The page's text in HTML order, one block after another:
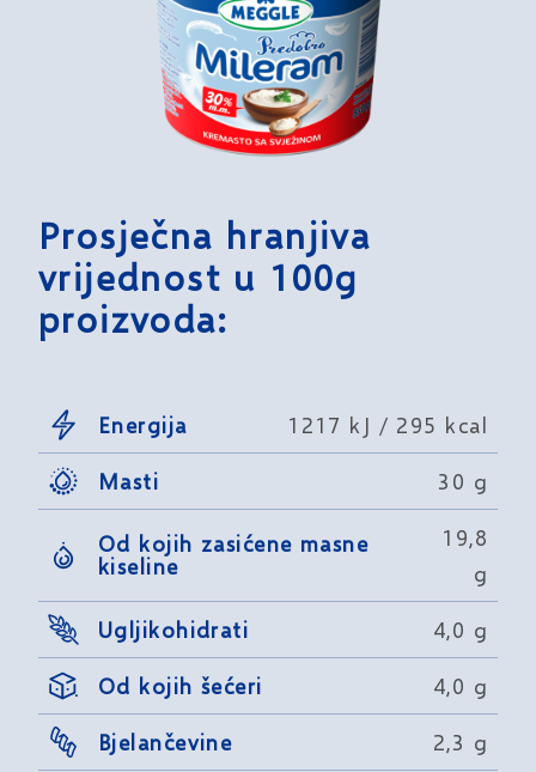
Prosječna hranjiva
vrijednost u 100g
proizvoda:
Energija 1217 kJ / 295 kcal
Masti 30 g
Od kojih zasićene masne
kiseline
19,8
g
Ugljikohidrati 4,0 g
Od kojih šećeri 4,0 g
Bjelančevine 2,3 g